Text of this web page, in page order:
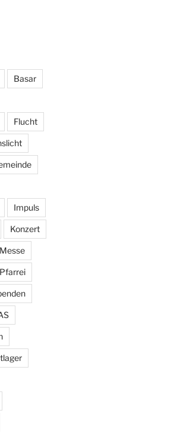
Basar
Flucht
Impuls
Konzert
Messe
Pfarrei